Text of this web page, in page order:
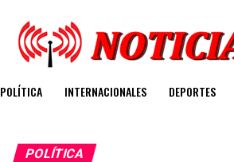
POLÍTICA INTERNACIONALES DEPORTES
POLÍTICA